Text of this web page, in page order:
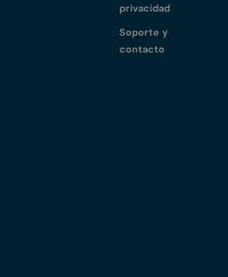
privacidad
Soporte y
contacto